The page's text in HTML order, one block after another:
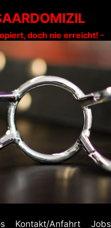
doch nie erreicht! -
Kontakt/Anfahrt Jobs